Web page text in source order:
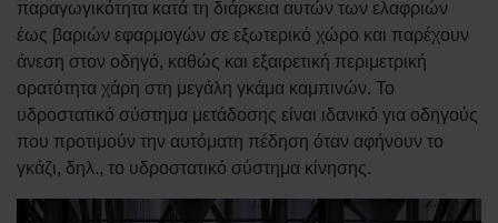
παραγωγικότητα κατά τη διάρκεια αυτών των ελαφριών
έως βαριών εφαρμογών σε εξωτερικό χώρο και παρέχουν
άνεση στον οδηγό, καθώς και εξαιρετική περιμετρική
ορατότητα χάρη στη μεγάλη γκάμα καμπινών. Το
υδροστατικό σύστημα μετάδοσης είναι ιδανικό για οδηγούς
που προτιμούν την αυτόματη πέδηση όταν αφήνουν το
γκάζι, δηλ., το υδροστατικό σύστημα κίνησης.